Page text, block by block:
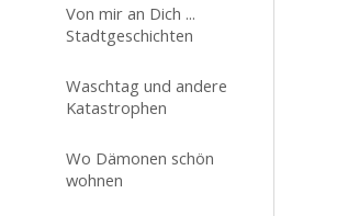
Von mir an Dich ...
Stadtgeschichten
Waschtag und andere
Katastrophen
Wo Dämonen schön
wohnen